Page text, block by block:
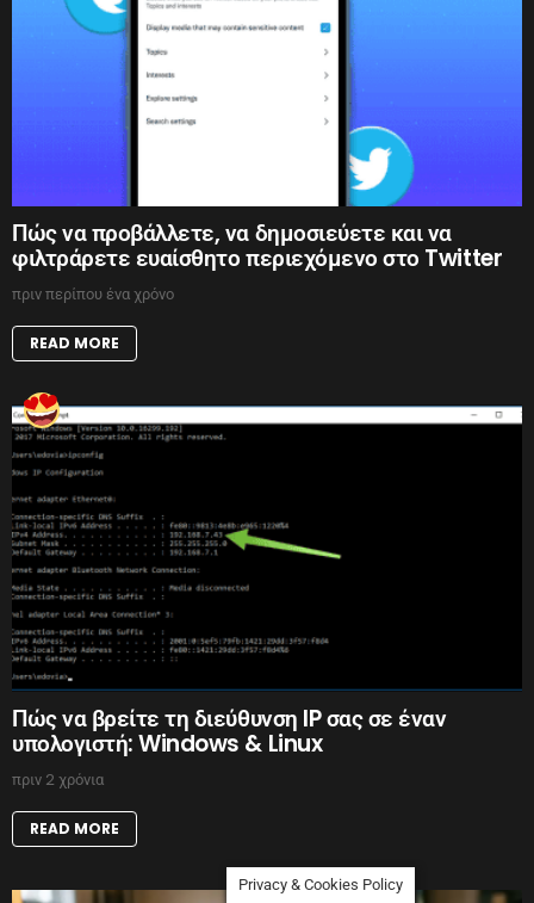
Πώς να προβάλλετε, να δημοσιεύετε και να
φιλτράρετε ευαίσθητο περιεχόμενο στο Twitter
πριν περίπου ένα χρόνο
READ MORE
Πώς να βρείτε τη διεύθυνση IP σας σε έναν
υπολογιστή: Windows & Linux
πριν 2 χρόνια
READ MORE
Privacy & Cookies Policy